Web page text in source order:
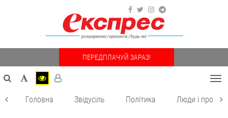
ПЕРЕДПЛАЧУЙ ЗАРАЗ!
Головна Звідусіль Політика Люди і